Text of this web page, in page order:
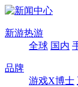
新游热游
全球 国内
品牌
游戏X博士